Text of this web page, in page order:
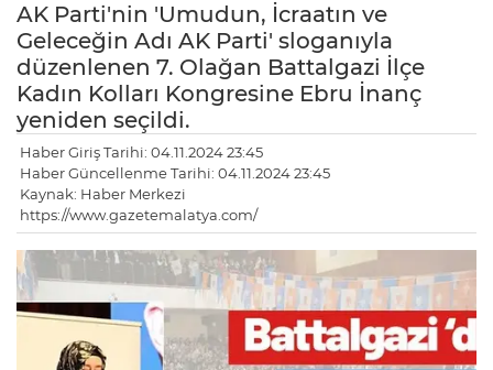
AK Parti'nin 'Umudun, İcraatın ve
Geleceğin Adı AK Parti' sloganıyla
düzenlenen 7. Olağan Battalgazi İlçe
Kadın Kolları Kongresine Ebru İnanç
yeniden seçildi.
Haber Giriş Tarihi: 04.11.2024 23:45
Haber Güncellenme Tarihi: 04.11.2024 23:45
Kaynak: Haber Merkezi
https://www.gazetemalatya.com/